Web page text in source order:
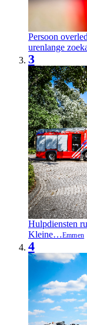
Persoon
urenlange
3
Hulpdiensten
Kleine…Emmen
4